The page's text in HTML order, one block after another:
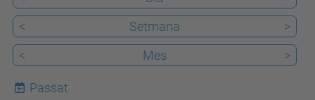
<
Setmana
>
<
Mes >
Passat